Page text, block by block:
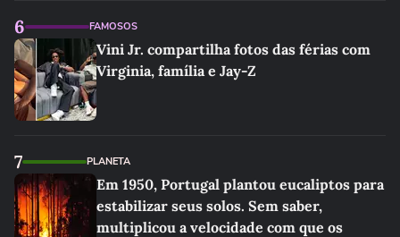
6 FAMOSOS
Vini Jr. compartilha fotos das férias com
Virginia, família e Jay-Z
7 PLANETA
Em 1950, Portugal plantou eucaliptos para
estabilizar seus solos. Sem saber,
multiplicou a velocidade com que os